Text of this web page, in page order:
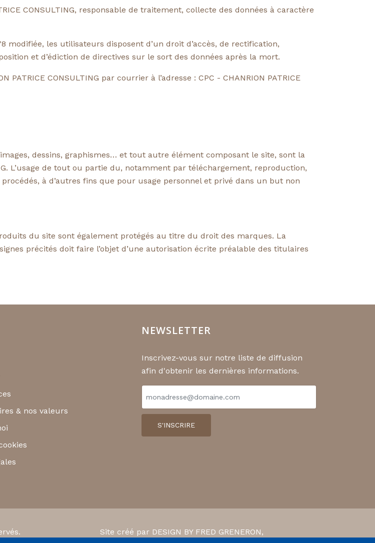
CONSULTING, responsable de traitement, collecte des données à caractère
les utilisateurs disposent d’un droit d’accès, de rectification,
et d’édiction de directives sur le sort des données après la mort.
CONSULTING par courrier à l’adresse : CPC - CHANRION PATRICE
dessins, graphismes… et tout autre élément composant le site, sont la
L’usage de tout ou partie du, notamment par téléchargement, reproduction,
à d’autres fins que pour usage personnel et privé dans un but non
du site sont également protégés au titre du droit des marques. La
précités doit faire l’objet d’une autorisation écrite préalable des titulaires
& nos valeurs
NEWSLETTER
Inscrivez-vous sur notre liste de diffusion
afin d'obtenir les dernières informations.
S'INSCRIRE
Site créé par DESIGN BY FRED GRENERON,